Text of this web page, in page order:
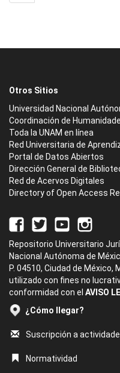
Otros Sitios
Universidad Nacional
Coordinación de
Toda la UNAM en línea
Red Universitaria de
Portal de Datos Abiertos
Dirección General de
Red de Acervos Digitales
Directory of Open Access
Repositorio Universitario
Nacional Autónoma de
P. 04510, Ciudad de
utilizado con fines no
conformidad con el AVISO
¿Cómo llegar?
Suscripción a
Normatividad